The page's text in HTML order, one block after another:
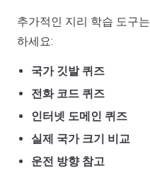
추가적인 지리 학습 도구는
하세요:
국가 깃발 퀴즈
전화 코드 퀴즈
인터넷 도메인 퀴즈
실제 국가 크기 비교
운전 방향 참고